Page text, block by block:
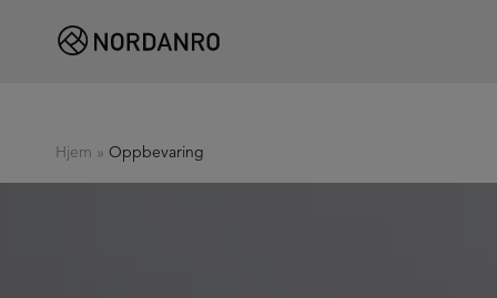
Hjem » Oppbevaring